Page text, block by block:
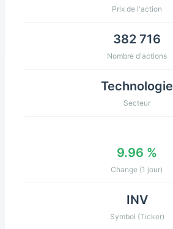
Prix de l'action
382 716
Nombre d'actions
Technologie
Secteur
9.96 %
Change (1 jour)
INV
Symbol (Ticker)